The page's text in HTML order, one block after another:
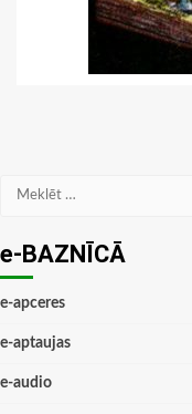
Meklēt:
e-BAZNĪCĀ
e-apceres
e-aptaujas
e-audio